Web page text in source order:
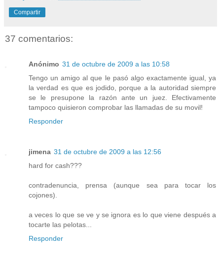
Compartir
37 comentarios:
Anónimo 31 de octubre de 2009 a las 10:58
Tengo un amigo al que le pasó algo exactamente igual, ya
la verdad es que es jodido, porque a la autoridad siempre
se le presupone la razón ante un juez. Efectivamente
tampoco quisieron comprobar las llamadas de su movil!
Responder
jimena 31 de octubre de 2009 a las 12:56
hard for cash???
contradenuncia, prensa (aunque sea para tocar los
cojones).
a veces lo que se ve y se ignora es lo que viene después a
tocarte las pelotas...
Responder